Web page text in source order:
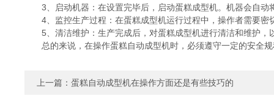
3、启动机器：在设置完毕后，启动蛋糕成型机。机器会自动
4、监控生产过程：在蛋糕成型机运行过程中，操作者需要密
5、清洁维护：生产完成后，对蛋糕成型机进行清洁和维护，
总的来说，在操作蛋糕自动成型机时，必须遵守一定的安全规
上一篇： 蛋糕自动成型机在操作方面还是有些技巧的